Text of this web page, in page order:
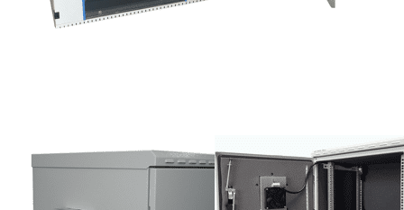
Wandgehäuse IP55,
mit 50W
mehr
Optionen zu
Wandgehäuse IP55,
mit 100W